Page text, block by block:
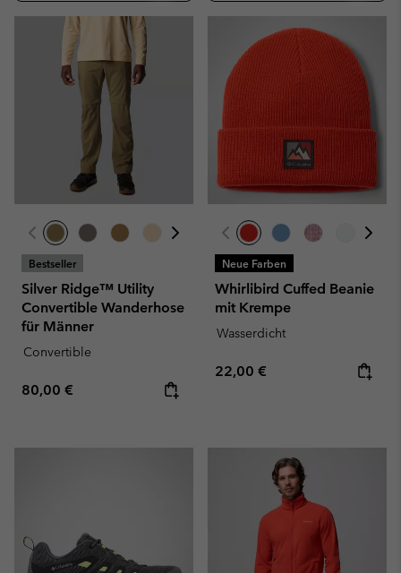
Bestseller
Silver Ridge™ Utility
Convertible Wanderhose
für Männer
Convertible
Regular price:
80,00 €
Neue Farben
Whirlibird Cuffed Beanie
mit Krempe
Wasserdicht
Regular price:
22,00 €